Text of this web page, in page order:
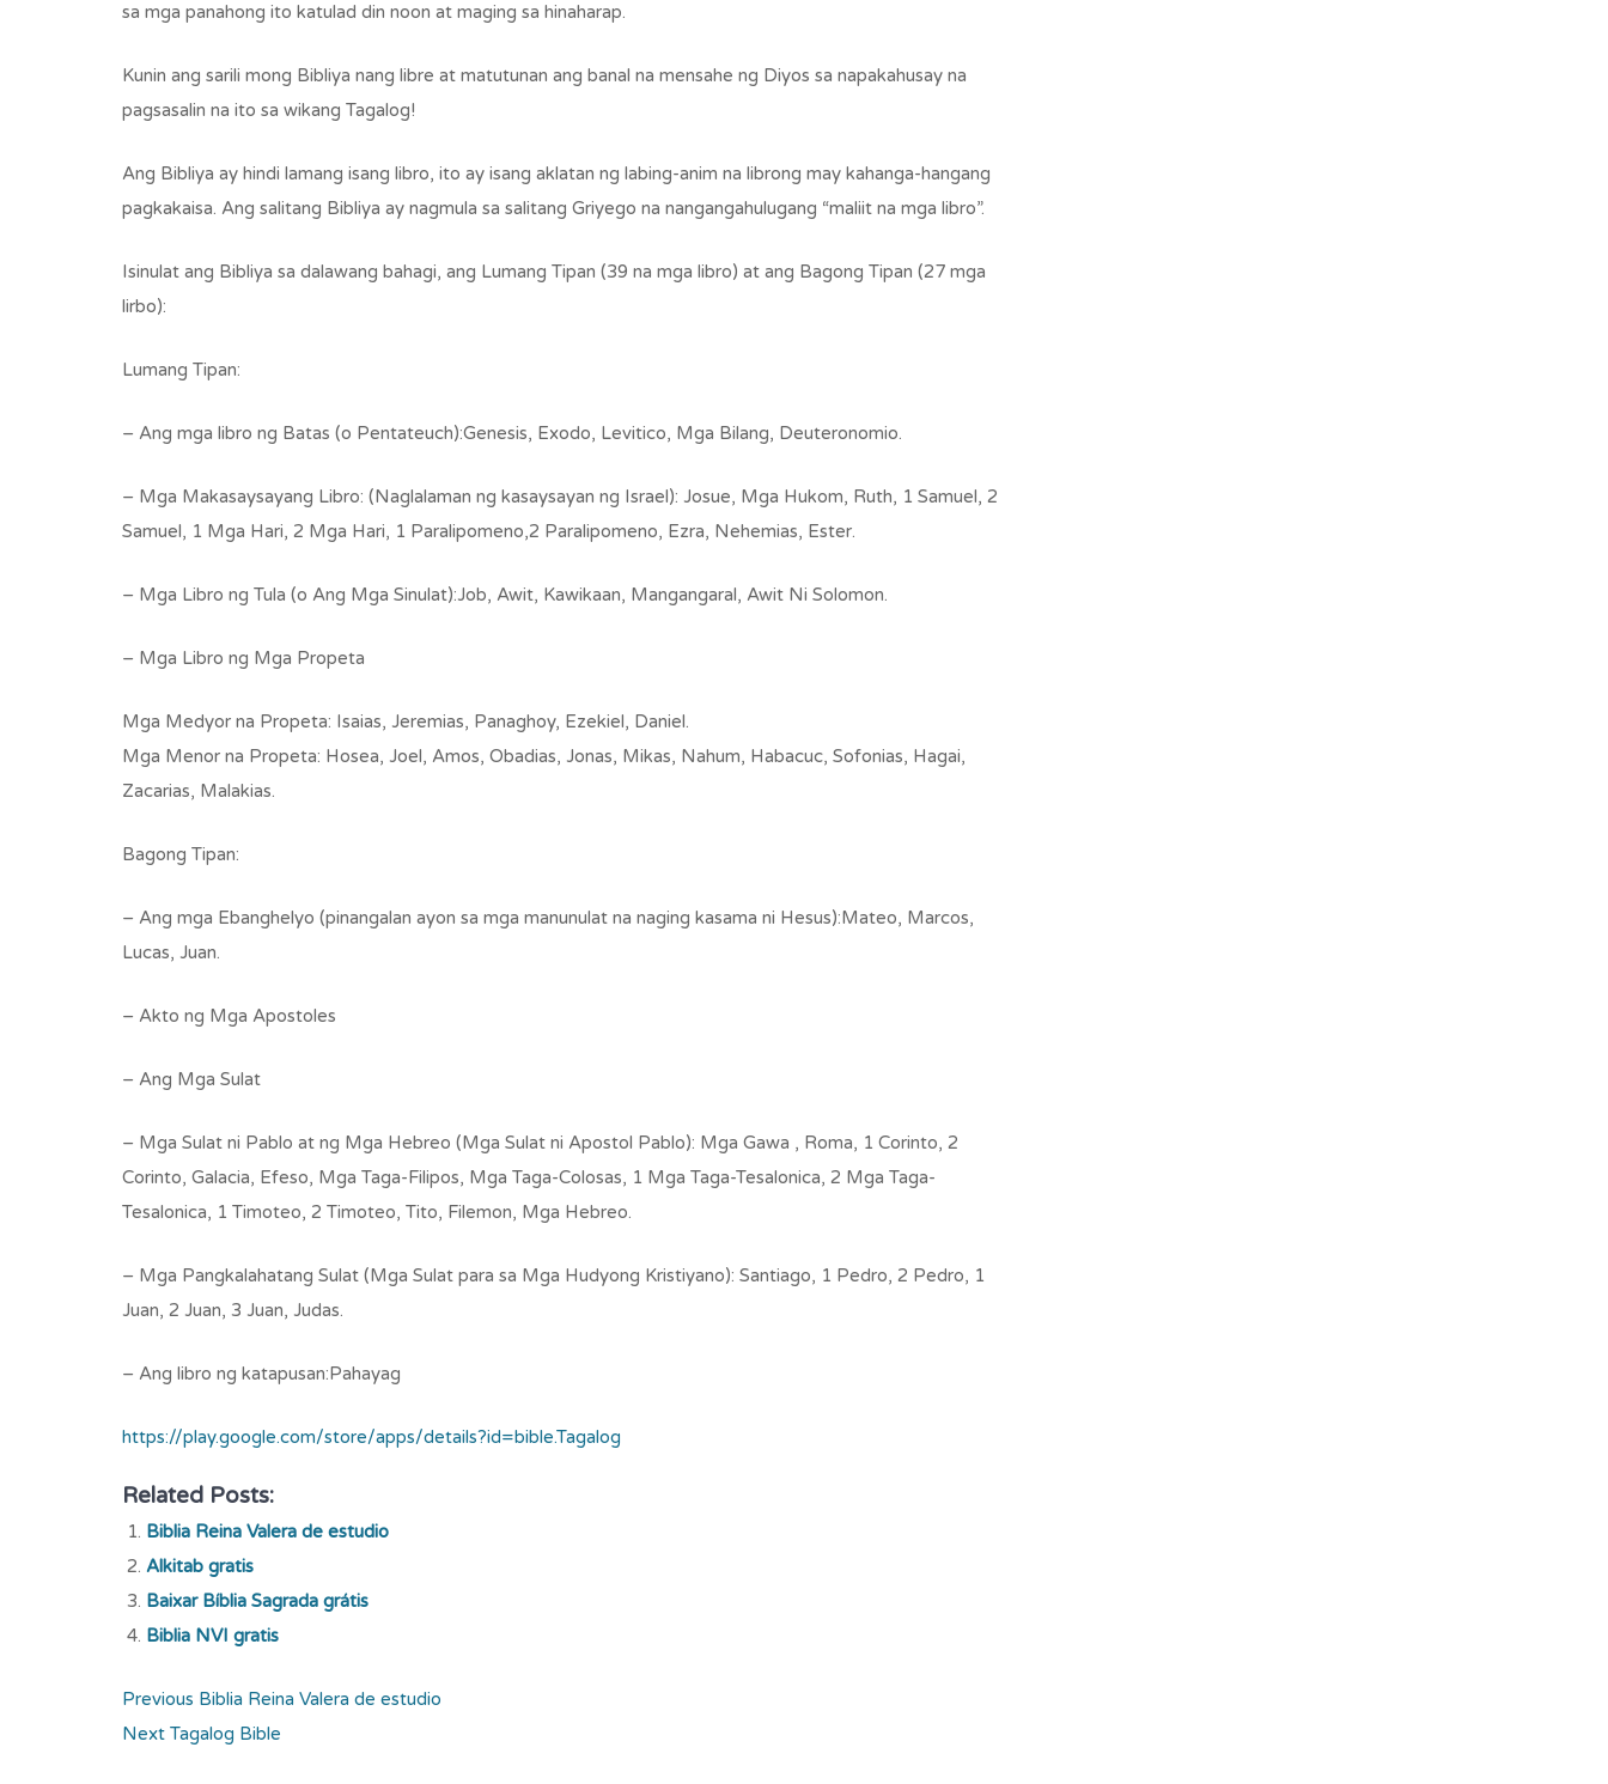
sa mga panahong ito katulad din noon at maging sa hinaharap.
Kunin ang sarili mong Bibliya nang libre at matutunan ang banal na mensahe ng Diyos sa napakahusay na
pagsasalin na ito sa wikang Tagalog!
Ang Bibliya ay hindi lamang isang libro, ito ay isang aklatan ng labing-anim na librong may kahanga-hangang
pagkakaisa. Ang salitang Bibliya ay nagmula sa salitang Griyego na nangangahulugang “maliit na mga libro”.
Isinulat ang Bibliya sa dalawang bahagi, ang Lumang Tipan (39 na mga libro) at ang Bagong Tipan (27 mga
lirbo):
Lumang Tipan:
– Ang mga libro ng Batas (o Pentateuch):Genesis, Exodo, Levitico, Mga Bilang, Deuteronomio.
– Mga Makasaysayang Libro: (Naglalaman ng kasaysayan ng Israel): Josue, Mga Hukom, Ruth, 1 Samuel, 2
Samuel, 1 Mga Hari, 2 Mga Hari, 1 Paralipomeno,2 Paralipomeno, Ezra, Nehemias, Ester.
– Mga Libro ng Tula (o Ang Mga Sinulat):Job, Awit, Kawikaan, Mangangaral, Awit Ni Solomon.
– Mga Libro ng Mga Propeta
Mga Medyor na Propeta: Isaias, Jeremias, Panaghoy, Ezekiel, Daniel.
Mga Menor na Propeta: Hosea, Joel, Amos, Obadias, Jonas, Mikas, Nahum, Habacuc, Sofonias, Hagai,
Zacarias, Malakias.
Bagong Tipan:
– Ang mga Ebanghelyo (pinangalan ayon sa mga manunulat na naging kasama ni Hesus):Mateo, Marcos,
Lucas, Juan.
– Akto ng Mga Apostoles
– Ang Mga Sulat
– Mga Sulat ni Pablo at ng Mga Hebreo (Mga Sulat ni Apostol Pablo): Mga Gawa , Roma, 1 Corinto, 2
Corinto, Galacia, Efeso, Mga Taga-Filipos, Mga Taga-Colosas, 1 Mga Taga-Tesalonica, 2 Mga Taga-
Tesalonica, 1 Timoteo, 2 Timoteo, Tito, Filemon, Mga Hebreo.
– Mga Pangkalahatang Sulat (Mga Sulat para sa Mga Hudyong Kristiyano): Santiago, 1 Pedro, 2 Pedro, 1
Juan, 2 Juan, 3 Juan, Judas.
– Ang libro ng katapusan:Pahayag
https://play.google.com/store/apps/details?id=bible.Tagalog
Related Posts:
Biblia Reina Valera de estudio
Alkitab gratis
Baixar Bíblia Sagrada grátis
Biblia NVI gratis
Post
navigation
Previous Previous
post:
Biblia Reina Valera de estudio
Next Next
Tagalog Bible